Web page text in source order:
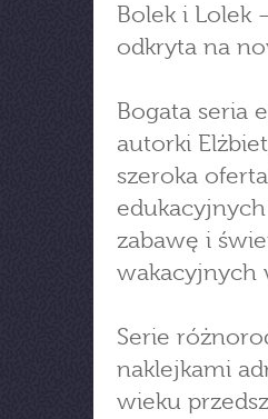
Bolek i Lolek
odkryta na
Bogata seria
autorki
szeroka
zabawę i
wakacyjnych
Serie
naklejkami
wieku